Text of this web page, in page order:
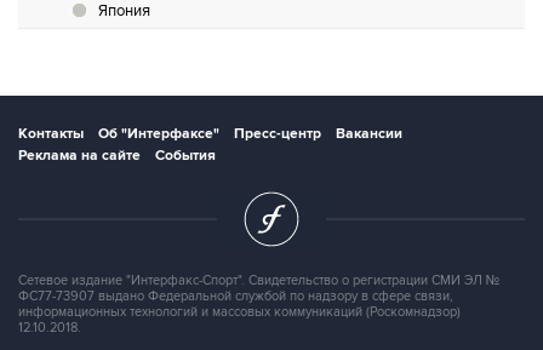
Япония
Контакты Об "Интерфаксе" Пресс-центр
Вакансии
Реклама на сайте
События
Сетевое издание "Интерфакс-Спорт". Свидетельство о регистрации СМИ ЭЛ №
ФС77-73907 выдано Федеральной службой по надзору в сфере связи,
информационных технологий и массовых коммуникаций (Роскомнадзор)
12.10.2018.